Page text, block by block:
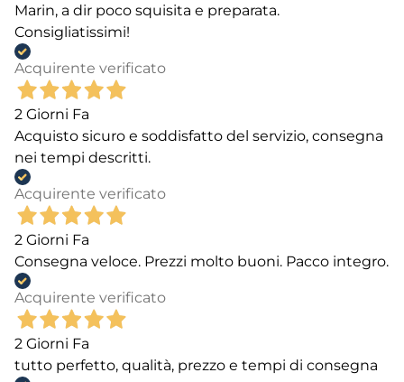
Marin, a dir poco squisita e preparata.
Consigliatissimi!
Acquirente verificato
2 Giorni Fa
Acquisto sicuro e soddisfatto del servizio, consegna
nei tempi descritti.
Acquirente verificato
2 Giorni Fa
Consegna veloce. Prezzi molto buoni. Pacco integro.
Acquirente verificato
2 Giorni Fa
tutto perfetto, qualità, prezzo e tempi di consegna